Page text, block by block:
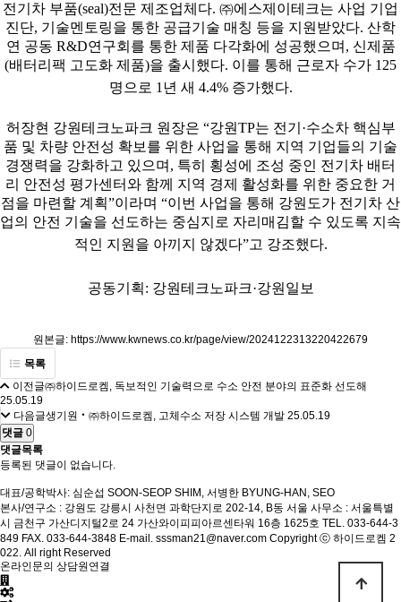
전기차 부품(seal)전문 제조업체다. ㈜에스제이테크는 사업 기업
진단, 기술멘토링을 통한 공급기술 매칭 등을 지원받았다. 산학
연 공동 R&D연구회를 통한 제품 다각화에 성공했으며, 신제품
(배터리팩 고도화 제품)을 출시했다. 이를 통해 근로자 수가 125
명으로 1년 새 4.4% 증가했다.
허장현 강원테크노파크 원장은 “강원TP는 전기·수소차 핵심부
품 및 차량 안전성 확보를 위한 사업을 통해 지역 기업들의 기술
경쟁력을 강화하고 있으며, 특히 횡성에 조성 중인 전기차 배터
리 안전성 평가센터와 함께 지역 경제 활성화를 위한 중요한 거
점을 마련할 계획”이라며 “이번 사업을 통해 강원도가 전기차 산
업의 안전 기술을 선도하는 중심지로 자리매김할 수 있도록 지속
적인 지원을 아끼지 않겠다”고 강조했다.
공동기획: 강원테크노파크·강원일보
원본글: https://www.kwnews.co.kr/page/view/2024122313220422679
목록
이전글㈜하이드로켐, 독보적인 기술력으로 수소 안전 분야의 표준화 선도해
25.05.19
다음글생기원‧㈜하이드로켐, 고체수소 저장 시스템 개발 25.05.19
댓글 0
댓글목록
등록된 댓글이 없습니다.
대표/공학박사: 심순섭 SOON-SEOP SHIM, 서병한 BYUNG-HAN, SEO
본사/연구소 : 강원도 강릉시 사천면 과학단지로 202-14, B동 서울 사무소 : 서울특별
시 금천구 가산디지털2로 24 가산와이피피아르센타워 16층 1625호 TEL. 033-644-3
849 FAX. 033-644-3848 E-mail. sssman21@naver.com Copyright ⓒ 하이드로켐 2
022. All right Reserved
온라인문의 상담원연결